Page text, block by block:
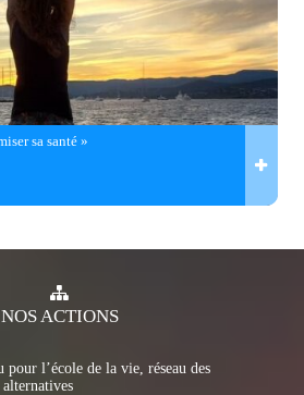
sa santé »
NOSACTIONS
pour l’école de la vie, réseau des
alternatives